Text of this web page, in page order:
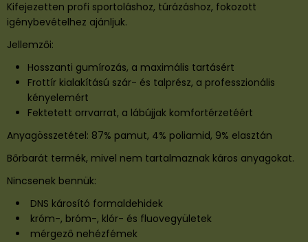
f
o
p
o
t
Kifejezetten profi sportoláshoz, túrázáshoz, fokozott
igénybevételhez ajánljuk.
Jellemzői:
Hosszanti gumírozás, a maximális tartásért
Frottír kialakítású szár- és talprész, a professzionális
kényelemért
Fektetett orrvarrat, a lábújjak komfortérzetéért
Anyagösszetétel: 87% pamut, 4% poliamid, 9% elasztán
Bőrbarát termék, mivel nem tartalmaznak káros anyagokat.
Nincsenek bennük:
DNS károsító formaldehidek
króm-, bróm-, klór- és fluovegyületek
mérgező nehézfémek